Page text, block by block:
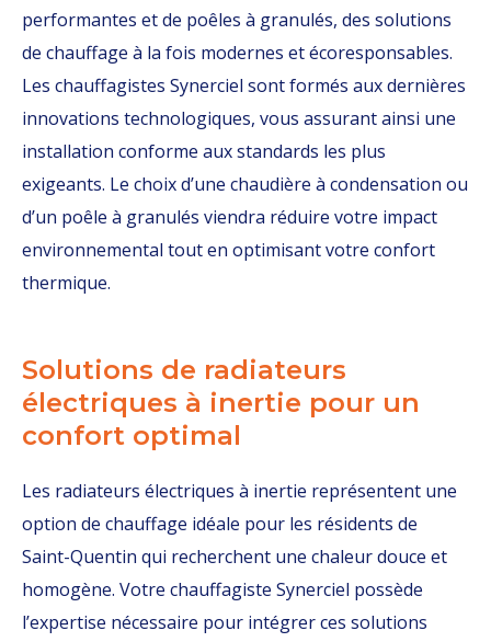
performantes et de poêles à granulés, des solutions
de chauffage à la fois modernes et écoresponsables.
Les chauffagistes Synerciel sont formés aux dernières
innovations technologiques, vous assurant ainsi une
installation conforme aux standards les plus
exigeants. Le choix d’une chaudière à condensation ou
d’un poêle à granulés viendra réduire votre impact
environnemental tout en optimisant votre confort
thermique.
Solutions de radiateurs
électriques à inertie pour un
confort optimal
Les radiateurs électriques à inertie représentent une
option de chauffage idéale pour les résidents de
Saint-Quentin qui recherchent une chaleur douce et
homogène. Votre chauffagiste Synerciel possède
l’expertise nécessaire pour intégrer ces solutions